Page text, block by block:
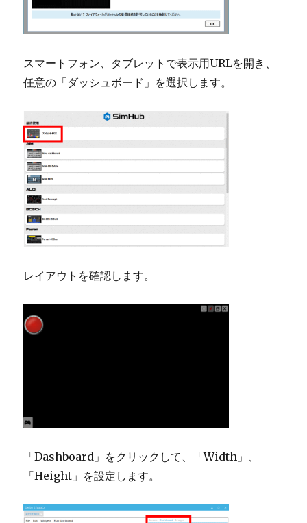
スマートフォン、タブレットで表示用URLを開き、
任意の「ダッシュボード」を選択します。
レイアウトを確認します。
「Dashboard」をクリックして、「Width」、
「Height」を設定します。